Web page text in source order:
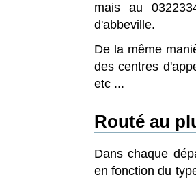
mais au
d'abbeville.
De la même
des centres
etc ...
Routé au
Dans chaque
en fonction du